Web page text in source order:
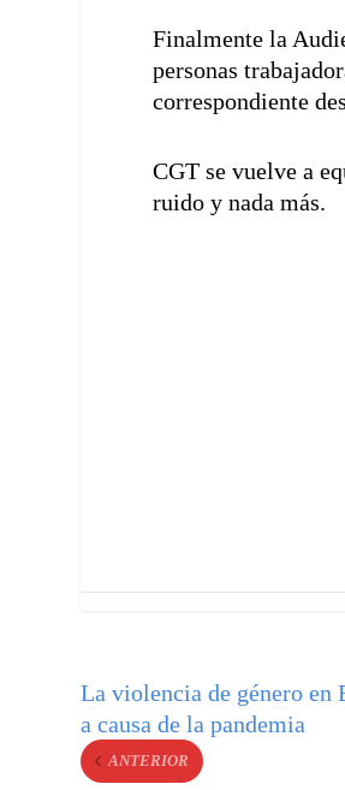
Finalmente la
personas
correspondiente
CGT se vuelve a
ruido y nada más.
La violencia de género en
a causa de la pandemia
ANTERIOR